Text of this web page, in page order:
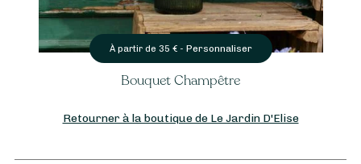
À partir de 35 € - Personnaliser
Bouquet Champêtre
Retourner à la boutique de Le Jardin D'Elise